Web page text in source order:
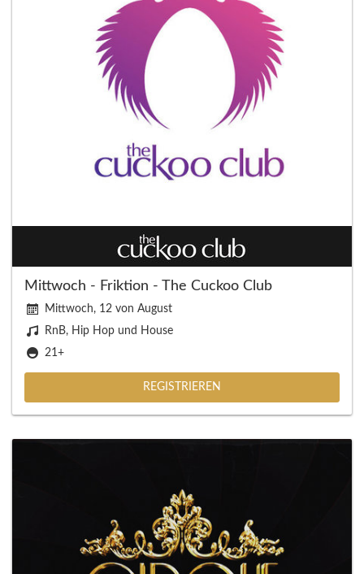
Mittwoch - Friktion - The Cuckoo Club
Mittwoch, 12 von August
RnB, Hip Hop und House
21+
REGISTRIEREN